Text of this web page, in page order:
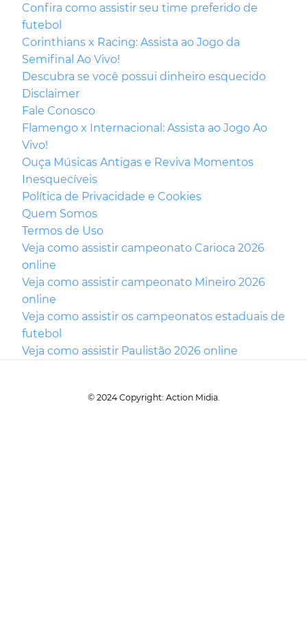
Confira como assistir seu time preferido de
futebol
Corinthians x Racing: Assista ao Jogo da
Semifinal Ao Vivo!
Descubra se você possui dinheiro esquecido
Disclaimer
Fale Conosco
Flamengo x Internacional: Assista ao Jogo Ao
Vivo!
Ouça Músicas Antigas e Reviva Momentos
Inesquecíveis
Política de Privacidade e Cookies
Quem Somos
Termos de Uso
Veja como assistir campeonato Carioca 2026
online
Veja como assistir campeonato Mineiro 2026
online
Veja como assistir os campeonatos estaduais de
futebol
Veja como assistir Paulistão 2026 online
© 2024 Copyright: Action Midia.